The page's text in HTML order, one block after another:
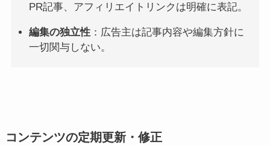
PR記事、アフィリエイトリンクは明確に表記。
編集の独立性：広告主は記事内容や編集方針に
一切関与しない。
コンテンツの定期更新・修正